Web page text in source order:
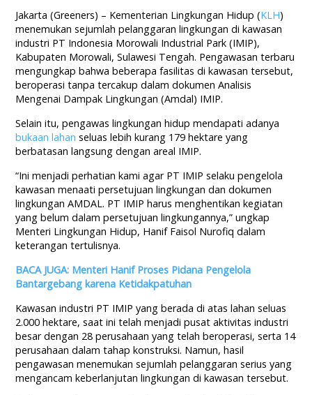
Jakarta (Greeners) – Kementerian Lingkungan Hidup (KLH)
menemukan sejumlah pelanggaran lingkungan di kawasan
industri PT Indonesia Morowali Industrial Park (IMIP),
Kabupaten Morowali, Sulawesi Tengah. Pengawasan terbaru
mengungkap bahwa beberapa fasilitas di kawasan tersebut,
beroperasi tanpa tercakup dalam dokumen Analisis
Mengenai Dampak Lingkungan (Amdal) IMIP.
Selain itu, pengawas lingkungan hidup mendapati adanya
bukaan lahan seluas lebih kurang 179 hektare yang
berbatasan langsung dengan areal IMIP.
“Ini menjadi perhatian kami agar PT IMIP selaku pengelola
kawasan menaati persetujuan lingkungan dan dokumen
lingkungan AMDAL. PT IMIP harus menghentikan kegiatan
yang belum dalam persetujuan lingkungannya,” ungkap
Menteri Lingkungan Hidup, Hanif Faisol Nurofiq dalam
keterangan tertulisnya.
BACA JUGA: Menteri Hanif Proses Pidana Pengelola
Bantargebang karena Ketidakpatuhan
Kawasan industri PT IMIP yang berada di atas lahan seluas
2.000 hektare, saat ini telah menjadi pusat aktivitas industri
besar dengan 28 perusahaan yang telah beroperasi, serta 14
perusahaan dalam tahap konstruksi. Namun, hasil
pengawasan menemukan sejumlah pelanggaran serius yang
mengancam keberlanjutan lingkungan di kawasan tersebut.